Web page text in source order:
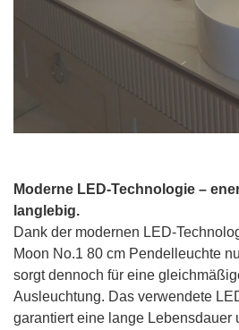
Moderne LED-Technologie –
langlebig.
Dank der modernen LED-
Moon No.1 80 cm Pendelleuchte
sorgt dennoch für eine
Ausleuchtung. Das verwendete
garantiert eine lange Lebensdauer